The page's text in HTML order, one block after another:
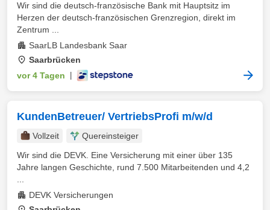
Wir sind die deutsch-französische Bank mit Hauptsitz im
Herzen der deutsch-französischen Grenzregion, direkt im
Zentrum ...
SaarLB Landesbank Saar
Saarbrücken
vor 4 Tagen
KundenBetreuer/ VertriebsProfi m/w/d
Vollzeit
Quereinsteiger
Wir sind die DEVK. Eine Versicherung mit einer über 135
Jahre langen Geschichte, rund 7.500 Mitarbeitenden und 4,2
DEVK Versicherungen